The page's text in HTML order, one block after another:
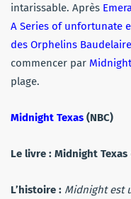
intarissable. Après
A Series of unfortunate
des Orphelins Baudelaire
commencer par
plage.
Midnight Texas (NBC)
Le livre : Midnight Texas
L’histoire : Midnight est